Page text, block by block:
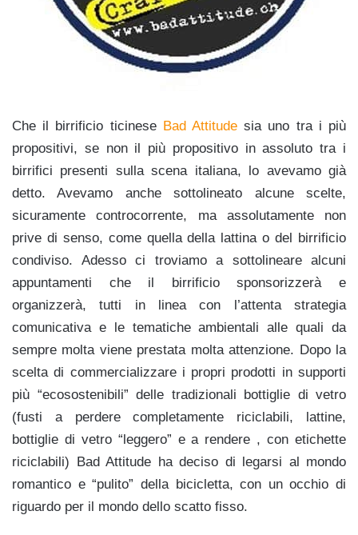
Che il birrificio ticinese Bad Attitude sia uno tra i più
propositivi, se non il più propositivo in assoluto tra i
birrifici presenti sulla scena italiana, lo avevamo già
detto. Avevamo anche sottolineato alcune scelte,
sicuramente controcorrente, ma assolutamente non
prive di senso, come quella della lattina o del birrificio
condiviso. Adesso ci troviamo a sottolineare alcuni
appuntamenti che il birrificio sponsorizzerà e
organizzerà, tutti in linea con l’attenta strategia
comunicativa e le tematiche ambientali alle quali da
sempre molta viene prestata molta attenzione. Dopo la
scelta di commercializzare i propri prodotti in supporti
più “ecosostenibili” delle tradizionali bottiglie di vetro
(fusti a perdere completamente riciclabili, lattine,
bottiglie di vetro “leggero” e a rendere , con etichette
riciclabili) Bad Attitude ha deciso di legarsi al mondo
romantico e “pulito” della bicicletta, con un occhio di
riguardo per il mondo dello scatto fisso.